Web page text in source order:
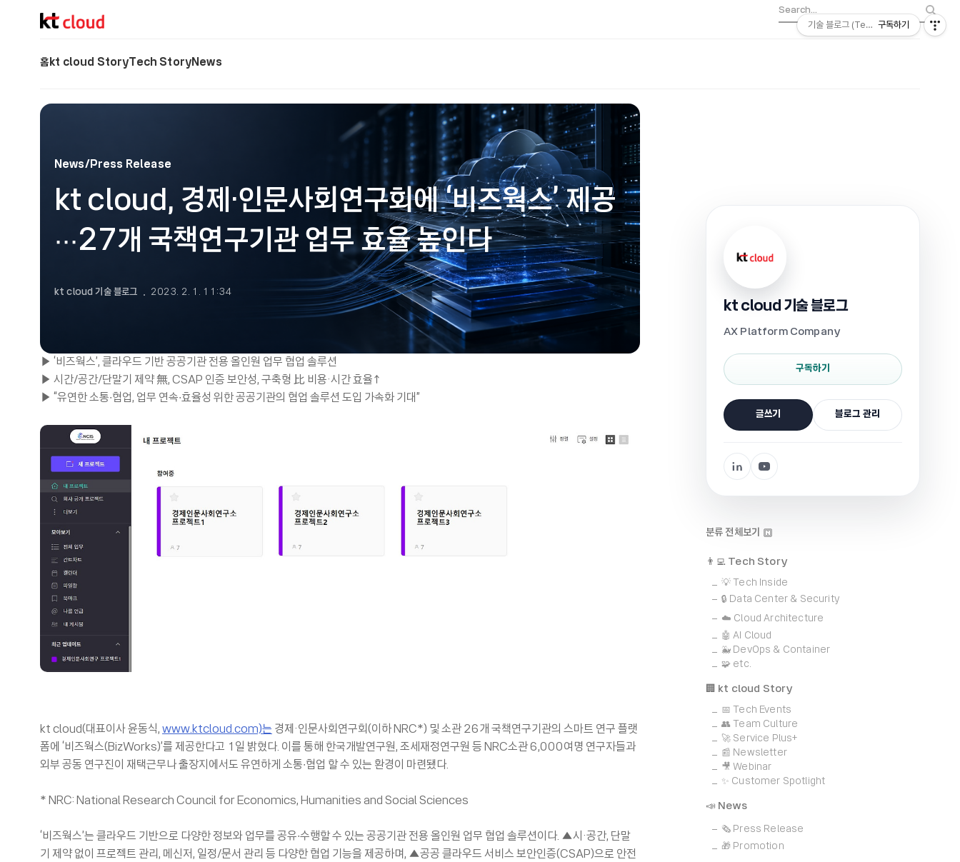
기술 블로그 (Tech) | kt cloud
홈 kt cloud StoryTech StoryNews
News/Press Release
kt cloud, 경제·인문사회연구회에 ‘비즈웍스’ 제공
∙∙∙27개 국책연구기관 업무 효율 높인다
kt cloud 기술 블로그 2023. 2. 1. 11:34
▶ ‘비즈웍스’, 클라우드 기반 공공기관 전용 올인원 업무 협업 솔루션
▶ 시간/공간/단말기 제약 無, CSAP 인증 보안성, 구축형 比 비용·시간 효율↑
▶ “유연한 소통∙협업, 업무 연속∙효율성 위한 공공기관의 협업 솔루션 도입 가속화 기대”
kt cloud(대표이사 윤동식, www.ktcloud.com)는 경제·인문사회연구회(이하 NRC*) 및 소관 26개 국책연구기관의 스마트 연구 플랫
폼에 ‘비즈웍스(BizWorks)’를 제공한다고 1일 밝혔다. 이를 통해 한국개발연구원, 조세재정연구원 등 NRC소관 6,000여명 연구자들과
외부 공동 연구진이 재택근무나 출장지에서도 유연하게 소통∙협업 할 수 있는 환경이 마련됐다.
* NRC: National Research Council for Economics, Humanities and Social Sciences
‘비즈웍스’는 클라우드 기반으로 다양한 정보와 업무를 공유∙수행할 수 있는 공공기관 전용 올인원 업무 협업 솔루션이다. ▲시·공간, 단말
기 제약 없이 프로젝트 관리, 메신저, 일정/문서 관리 등 다양한 협업 기능을 제공하며, ▲공공 클라우드 서비스 보안인증(CSAP)으로 안전
kt cloud 기술 블로그
AX Platform Company
구독하기
글쓰기 블로그 관리
분류 전체보기
👨‍💻 Tech Story
💡 Tech Inside
🔒 Data Center & Security
☁️ Cloud Architecture
🤖 AI Cloud
🐳 DevOps & Container
🧩 etc.
🏢 kt cloud Story
📅 Tech Events
👥 Team Culture
🚀 Service Plus+
📰 Newsletter
🎥 Webinar
✨ Customer Spotlight
📣 News
🗞️ Press Release
🎁 Promotion
기술 블로그 (Tech) | kt cloud
구독하기